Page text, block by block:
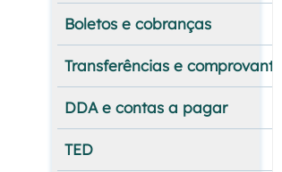
Boletos e cobranças
Transferências e comprovantes
DDA e contas a pagar
TED